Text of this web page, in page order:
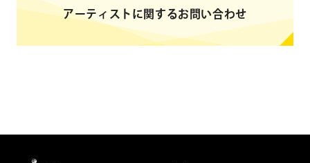
https://www.tbs.co.jp/dounanokai_tbs/
アーティストに関するお問い合わせ